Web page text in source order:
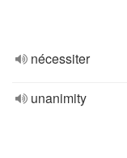
nécessiter
unanimity